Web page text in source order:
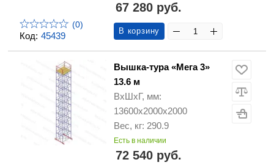
Код: 45439
(0)
67 280 руб.
В корзину
Вышка-тура «Мега 3»
13.6 м
ВхШхГ, мм:
13600х2000х2000
Вес, кг: 290.9
Есть в наличии
72 540 руб.